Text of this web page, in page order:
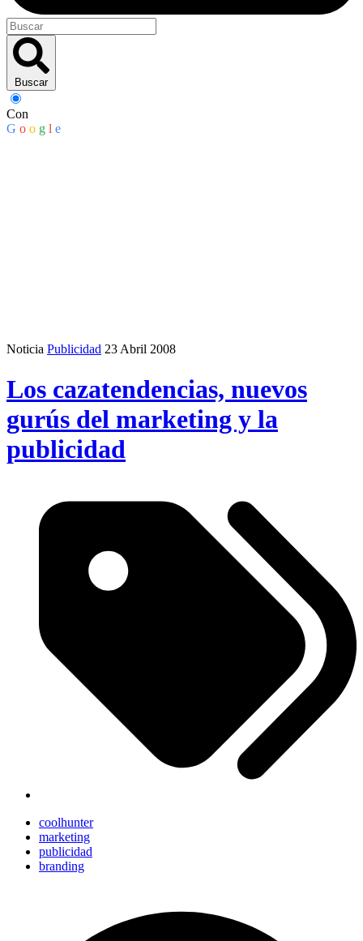
Buscar
Con
G o o g l e
Noticia Publicidad 23 Abril 2008
Los cazatendencias, nuevos
gurús del marketing y la
publicidad
coolhunter
marketing
publicidad
branding